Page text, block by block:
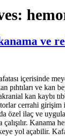
ve
içerisinde
pıhtıları ve kan
kan kaybı
cerrahi girişim
özel ilaç ve
çalışılır. Kanama
yol açabilir.